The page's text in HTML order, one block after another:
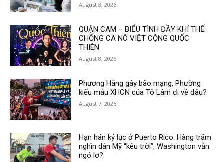
August 8, 2026
QUẬN CAM – BIỂU TÌNH ĐẦY KHÍ THẾ
CHỐNG CA NÔ VIỆT CỘNG QUỐC
THIÊN
August 8, 2026
Phương Hằng gây bão mạng, Phường
kiểu mẫu XHCN của Tô Lâm đi về đâu?
August 7, 2026
Hạn hán kỷ lục ở Puerto Rico: Hàng trăm
nghìn dân Mỹ “kêu trời”, Washington vẫn
ngó lơ?